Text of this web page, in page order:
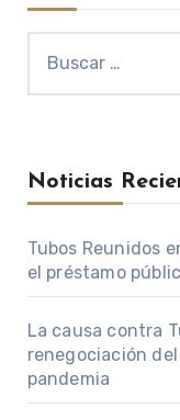
Noticias
Tubos Reunidos
el préstamo
La causa contra
renegociación
pandemia